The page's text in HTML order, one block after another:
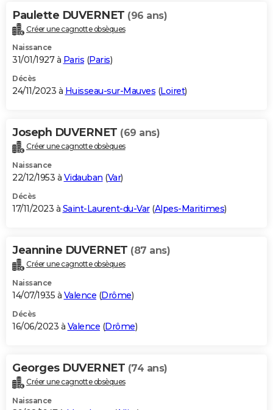
Paulette DUVERNET (96 ans)
Créer une cagnotte obsèques
Naissance
31/01/1927 à Paris (Paris)
Décès
24/11/2023 à Huisseau-sur-Mauves (Loiret)
Joseph DUVERNET (69 ans)
Créer une cagnotte obsèques
Naissance
22/12/1953 à Vidauban (Var)
Décès
17/11/2023 à Saint-Laurent-du-Var(Alpes-Maritimes)
Jeannine DUVERNET (87 ans)
Créer une cagnotte obsèques
Naissance
14/07/1935 à Valence (Drôme)
Décès
16/06/2023 à Valence (Drôme)
Georges DUVERNET (74 ans)
Créer une cagnotte obsèques
Naissance